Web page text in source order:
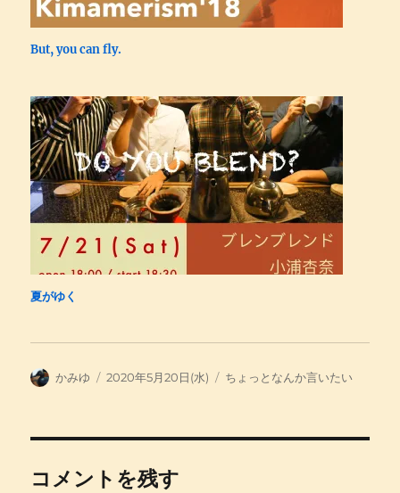
But, you can fly.
夏がゆく
投
かみゆ
投
2020年5月20日(水)
カ
ちょっとなんか言いたい
コメントを残す